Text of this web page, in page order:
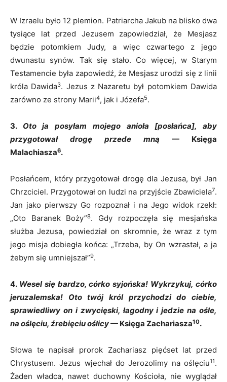
W Izraelu było 12 plemion. Patriarcha Jakub na blisko dwa
tysiące lat przed Jezusem zapowiedział, że Mesjasz
będzie potomkiem Judy, a więc czwartego z jego
dwunastu synów. Tak się stało. Co więcej, w Starym
Testamencie była zapowiedź, że Mesjasz urodzi się z linii
króla Dawida3. Jezus z Nazaretu był potomkiem Dawida
zarówno ze strony Marii4, jak i Józefa5.
3. Oto ja posyłam mojego anioła [posłańca], aby
przygotował drogę przede mną — Księga
Malachiasza6.
Posłańcem, który przygotował drogę dla Jezusa, był Jan
Chrzciciel. Przygotował on ludzi na przyjście Zbawiciela7.
Jan jako pierwszy Go rozpoznał i na Jego widok rzekł:
„Oto Baranek Boży”8. Gdy rozpoczęła się mesjańska
służba Jezusa, powiedział on skromnie, że wraz z tym
jego misja dobiegła końca: „Trzeba, by On wzrastał, a ja
żebym się umniejszał”9.
4. Wesel się bardzo, córko syjońska! Wykrzykuj, córko
jeruzalemska! Oto twój król przychodzi do ciebie,
sprawiedliwy on i zwycięski, łagodny i jedzie na ośle,
na oślęciu, źrebięciu oślicy— Księga Zachariasza10.
Słowa te napisał prorok Zachariasz pięćset lat przed
Chrystusem. Jezus wjechał do Jerozolimy na oślęciu11.
Żaden władca, nawet duchowny Kościoła, nie wyglądał